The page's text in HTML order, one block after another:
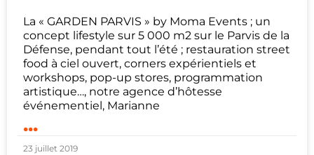
La « GARDEN PARVIS » by Moma Events ; un
concept lifestyle sur 5 000 m2 sur le Parvis de la
Défense, pendant tout l’été ; restauration street
food à ciel ouvert, corners expérientiels et
workshops, pop-up stores, programmation
artistique…, notre agence d’hôtesse
événementiel, Marianne
...
23 juillet 2019